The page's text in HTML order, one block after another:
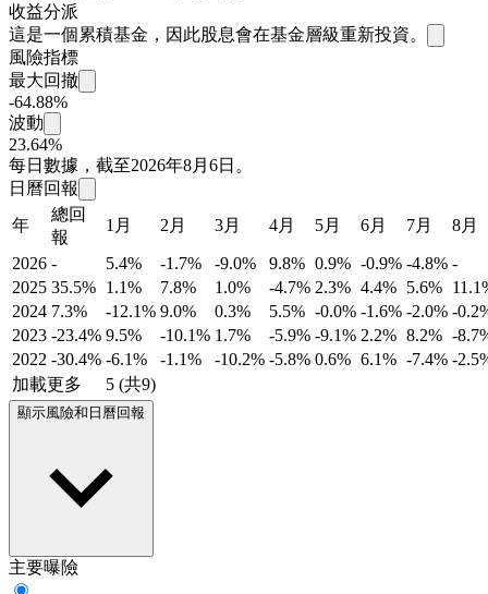
收益分派
這是一個累積基金，因此股息會在基金層級重新投資。
風險指標
最大回撤
-64.88%
波動
23.64%
每日數據，截至2026年8月6日。
日曆回報
年
總回
報
1月 2月 3月 4月 5月 6月 7月 8月
2026 - 5.4% -1.7% -9.0% 9.8% 0.9% -0.9% -4.8% -
2025 35.5% 1.1% 7.8% 1.0% -4.7% 2.3% 4.4% 5.6%
2024 7.3% -12.1% 9.0% 0.3% 5.5% -0.0% -1.6% -2.0% -
2023 -23.4% 9.5% -10.1% 1.7% -5.9% -9.1% 2.2% 8.2% -
2022 -30.4% -6.1% -1.1% -10.2% -5.8% 0.6% 6.1% -7.4% -
加載更多
5 (共9)
顯示風險和日曆回報
主要曝險